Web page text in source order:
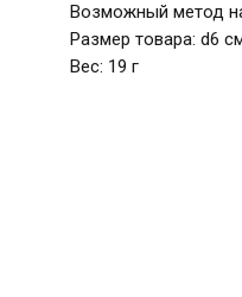
Возможный метод
Размер товара: d6
Вес: 19 г